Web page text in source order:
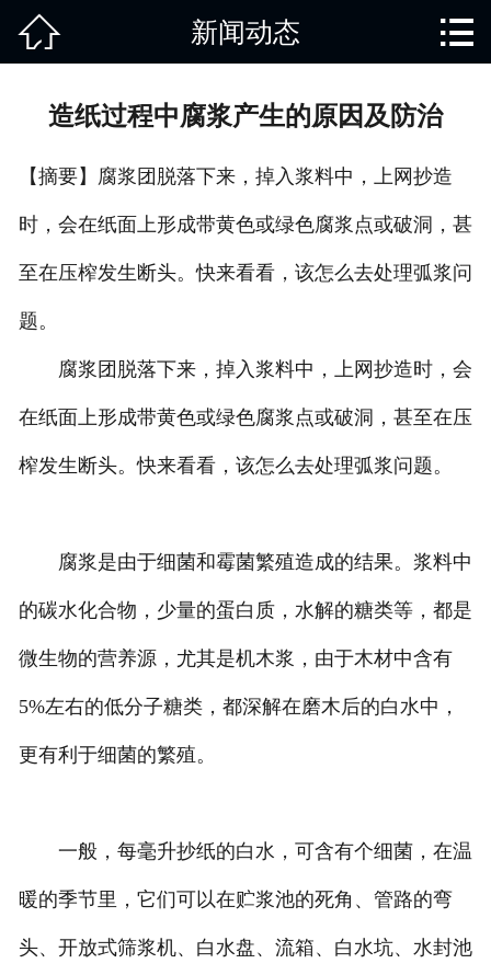
新闻动态
免责说明
 新闻动态 
造纸过程中腐浆产生的原因及防治
【摘要】腐浆团脱落下来，掉入浆料中，上网抄造
时，会在纸面上形成带黄色或绿色腐浆点或破洞，甚
至在压榨发生断头。快来看看，该怎么去处理弧浆问
题。
腐浆团脱落下来，掉入浆料中，上网抄造时，会
在纸面上形成带黄色或绿色腐浆点或破洞，甚至在压
榨发生断头。快来看看，该怎么去处理弧浆问题。
腐浆是由于细菌和霉菌繁殖造成的结果。浆料中
的碳水化合物，少量的蛋白质，水解的糖类等，都是
微生物的营养源，尤其是机木浆，由于木材中含有
5%左右的低分子糖类，都深解在磨木后的白水中，
更有利于细菌的繁殖。
一般，每毫升抄纸的白水，可含有个细菌，在温
暖的季节里，它们可以在贮浆池的死角、管路的弯
头、开放式筛浆机、白水盘、流箱、白水坑、水封池